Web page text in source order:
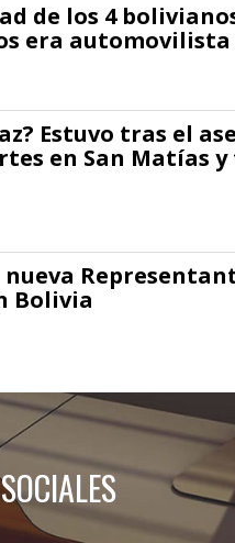
de los 4
era automovilista
Estuvo tras el
en San Matías
Bolivia